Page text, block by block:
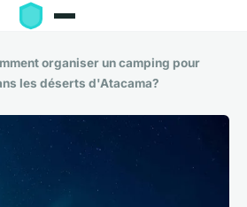
organiser un camping pour
les déserts d'Atacama?